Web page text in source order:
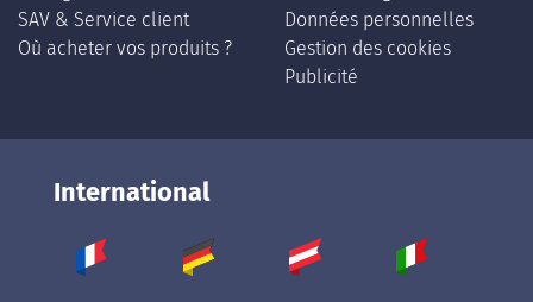
SAV & Service client
Où acheter vos produits ?
Données personnelles
Gestion des cookies
Publicité
International